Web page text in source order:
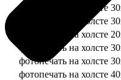
фотопечать на холсте
фотопечать на холсте
фотопечать на холсте
фотопечать на холсте
фотопечать на холсте
фотопечать на холсте